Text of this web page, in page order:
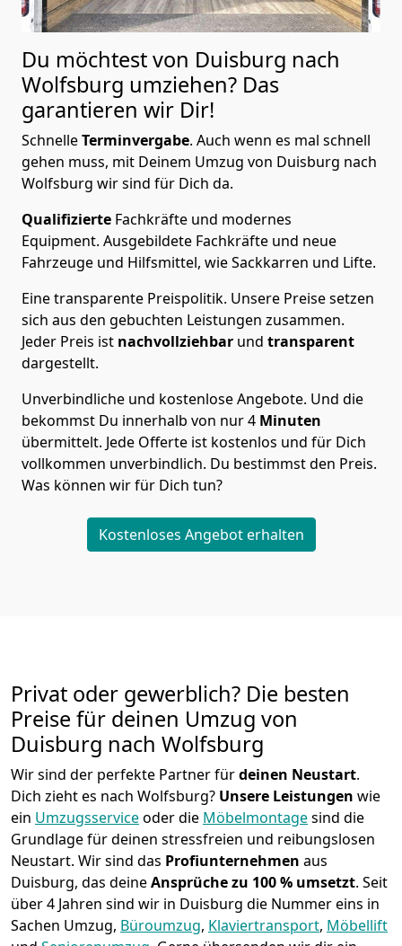
Du möchtest von Duisburg nach
Wolfsburg umziehen? Das
garantieren wir Dir!
SchnelleTerminvergabe. Auch wenn es mal schnell
gehen muss, mit Deinem Umzug von Duisburg nach
Wolfsburg wir sind für Dich da.
Qualifizierte Fachkräfte und modernes
Equipment. Ausgebildete Fachkräfte und neue
Fahrzeuge und Hilfsmittel, wie Sackkarren und Lifte.
Eine transparente Preispolitik. Unsere Preise setzen
sich aus den gebuchten Leistungen zusammen.
Jeder Preis ist nachvollziehbar und transparent
dargestellt.
Unverbindliche und kostenlose Angebote. Und die
bekommst Du innerhalb von nur4 Minuten
übermittelt. Jede Offerte ist kostenlos und für Dich
vollkommen unverbindlich. Du bestimmst den Preis.
Was können wir für Dich tun?
Kostenloses Angebot erhalten
Privat oder gewerblich? Die besten
Preise für deinen Umzug von
Duisburg nach Wolfsburg
Wir sind der perfekte Partner fürdeinen Neustart.
Dich zieht es nach Wolfsburg? Unsere Leistungen wie
ein Umzugsserviceoder die Möbelmontagesind die
Grundlage für deinen stressfreien und reibungslosen
Neustart. Wir sind das Profiunternehmen aus
Duisburg, das deineAnsprüche zu 100 % umsetzt. Seit
über 4 Jahren sind wir in Duisburg die Nummer eins in
Sachen Umzug, Büroumzug, Klaviertransport, Möbellift